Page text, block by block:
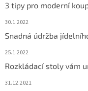
3 tipy pro moderní
30.1.2022
Snadná údržba
25.1.2022
Rozkládací stoly vám
31.12.2021